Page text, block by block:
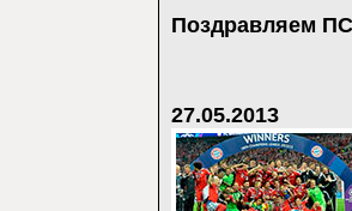
Поздравляем
27.05.2013